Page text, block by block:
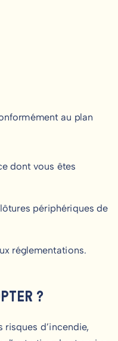
au plan
dont vous êtes
périphériques de
réglementations.
?
d’incendie,